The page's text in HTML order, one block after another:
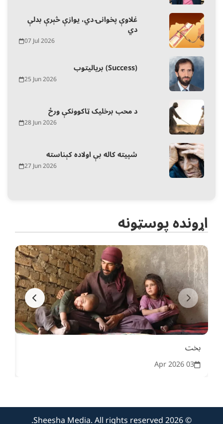
غلاوې پخوانۍ دي، یوازې څېرې بدلې
دي
07 Jul 2026
بریالیتوب (Success)
25 Jun 2026
د محب برخلیک ټاکوونکې ورځ
28 Jun 2026
شپیته کاله بې اولاده کېناسته
27 Jun 2026
اړونده پوسټونه
بخت
03 Apr 2026